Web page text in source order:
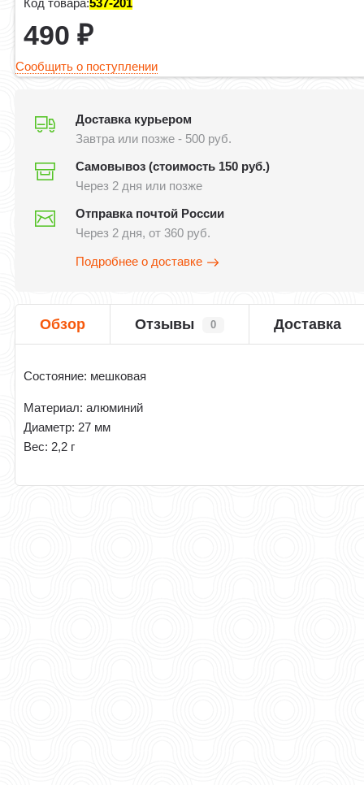
Код товара:537-201
490₽
Сообщить о поступлении
Доставка курьером
Завтра или позже - 500 руб.
Самовывоз (стоимость 150 руб.)
Через 2 дня или позже
Отправка почтой России
Через 2 дня, от 360 руб.
Подробнее о доставке
Обзор Отзывы 0 Доставка
Состояние: мешковая
Материал: алюминий
Диаметр: 27 мм
Вес: 2,2 г